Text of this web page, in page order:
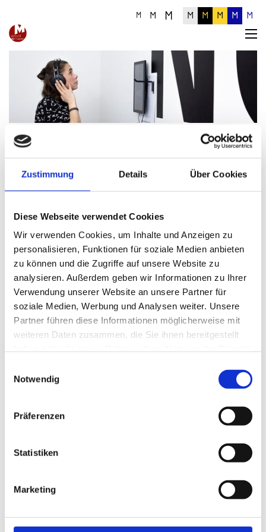
Zustimmung Details Über Cookies
Diese Webseite verwendet Cookies
Wir verwenden Cookies, um Inhalte und Anzeigen zu
personalisieren, Funktionen für soziale Medien anbieten
zu können und die Zugriffe auf unsere Website zu
analysieren. Außerdem geben wir Informationen zu Ihrer
Verwendung unserer Website an unsere Partner für
soziale Medien, Werbung und Analysen weiter. Unsere
Partner führen diese Informationen möglicherweise mit
weiteren Daten zusammen, die Sie ihnen bereitgestellt
Notwendig
Präferenzen
Statistiken
Marketing
M M M M M M M M
Produktübersicht - Zahnmuseum. Linzer
Museum für Geschichte der Zahnheilkunde
Alles erarbeitet - "Durchgebissen" Lebenschronik
Dentist Ernst Leiss
Verlag: Trauner
Erscheinungsjahr: 2012